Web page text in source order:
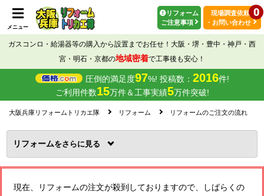
メニュー
リフォーム
ご注意事項
0
現場調査依頼
・お問い合わせ
ガスコンロ・給湯器等の購入から設置までお任せ！大阪・堺・豊中・神戸・西
宮・明石・京都の地域密着で工事後も安心！
圧倒的満足度97%! 投稿数： 2016件!
ご利用件数15万件＆工事実績5万件突破!
大阪兵庫リフォームトリカエ隊 リフォーム リフォームのご注文の流れ
リフォームを
現在、リフォームの注文が殺到しておりますので、しばらくの